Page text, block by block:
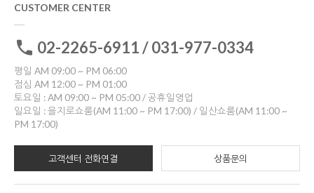
CUSTOMER CENTER
02-2265-6911 / 031-977-0334
평일 AM 09:00 ~ PM 06:00
점심 AM 12:00 ~ PM 01:00
토요일 : AM 09:00 ~ PM 05:00 / 공휴일영업
일요일 : 을지로쇼룸(AM 11:00 ~ PM 17:00) / 일산쇼룸(AM 11:00 ~
PM 17:00)
고객센터 전화연결 상품문의